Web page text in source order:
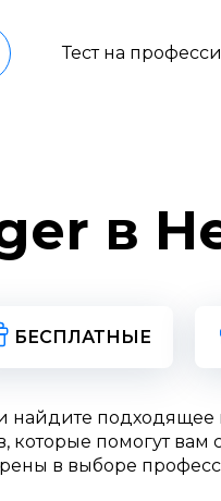
Тест на
языки
в
БЕСПЛАТНЫЕ
найдите
помогут вам
в выборе
обучающих